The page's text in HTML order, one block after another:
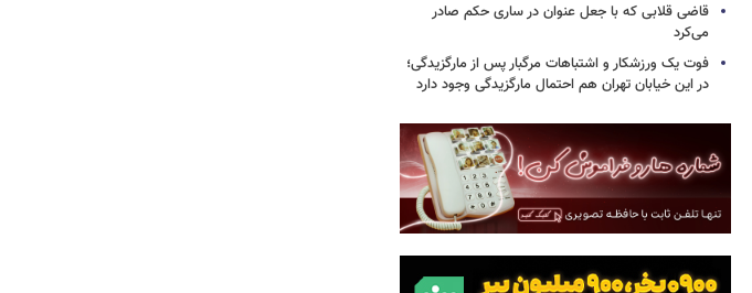
قاضی قلابی که با جعل عنوان در ساری حکم صادر
می‌کرد
فوت یک ورزشکار و اشتباهات مرگبار پس از مارگزیدگی؛
در این خیابان تهران هم احتمال مارگزیدگی وجود دارد